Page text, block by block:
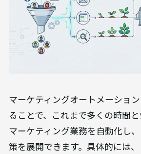
マーケティングオートメーショ
ることで、これまで多くの時間
マーケティング業務を自動化し
策を展開できます。具体的には